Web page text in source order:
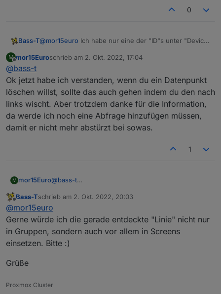
0
Bass-T@mor15euro Ich habe nur eine der "ID"s unter "Device
Namen aber gelassen. Somit war nur ein Name ohne ID
gebracht und wurde vom System (ioBroker) beendet.
M
Offline
mor15Euroschrieb am 2. Okt. 2022, 17:04
zuletzt editiert von
@bass-t
Ok jetzt habe ich verstanden, wenn du ein Datenpunkt
löschen willst, sollte das auch gehen indem du den nach
links wischt. Aber trotzdem danke für die Information,
da werde ich noch eine Abfrage hinzufügen müssen,
damit er nicht mehr abstürzt bei sowas.
1
M mor15Euro@bass-t
Datenpunkt löschen willst, sollte das auch gehen
indem du den nach links wischt. Aber trotzdem
danke für die Information, da werde ich noch eine
Abfrage hinzufügen müssen, damit er nicht mehr
abstürzt bei sowas.
Offline
Bass-Tschrieb am 2. Okt. 2022, 20:03
zuletzt editiert von
@mor15euro
Gerne würde ich die gerade entdeckte "Linie" nicht nur
in Gruppen, sondern auch vor allem in Screens
einsetzen. Bitte :)
Grüße
Proxmox Cluster